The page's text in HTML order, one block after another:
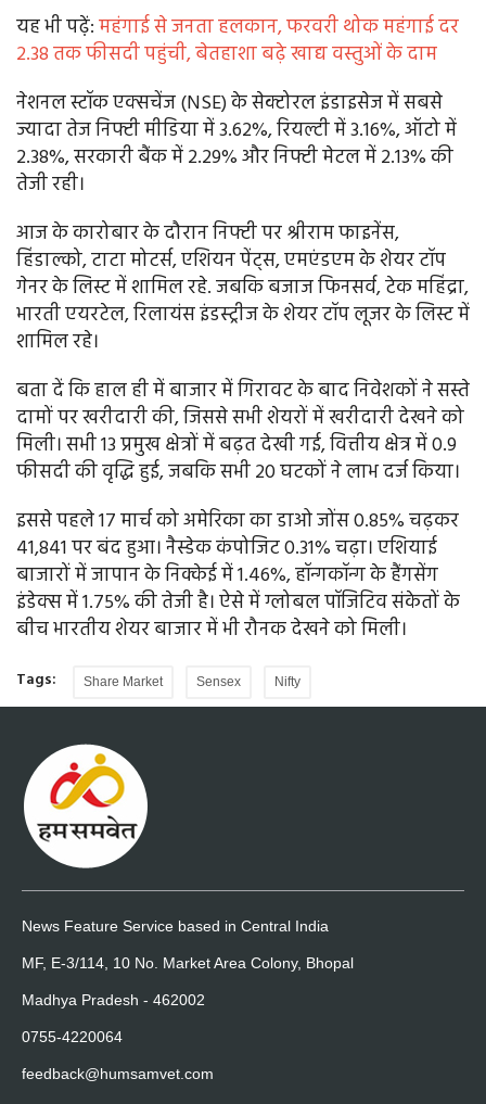
यह भी पढे़ं:महंगाई से जनता हलकान, फरवरी थोक महंगाई दर
2.38 तक फीसदी पहुंची, बेतहाशा बढ़े खाद्य वस्तुओं के दाम
नेशनल स्टॉक एक्सचेंज (NSE) के सेक्टोरल इंडाइसेज में सबसे
ज्यादा तेज निफ्टी मीडिया में 3.62%, रियल्टी में 3.16%, ऑटो में
2.38%, सरकारी बैंक में 2.29% और निफ्टी मेटल में 2.13% की
तेजी रही।
आज के कारोबार के दौरान निफ्टी पर श्रीराम फाइनेंस,
हिंडाल्को, टाटा मोटर्स, एशियन पेंट्स, एमएंडएम के शेयर टॉप
गेनर के लिस्ट में शामिल रहे. जबकि बजाज फिनसर्व, टेक महिंद्रा,
भारती एयरटेल, रिलायंस इंडस्ट्रीज के शेयर टॉप लूजर के लिस्ट में
शामिल रहे।
बता दें कि हाल ही में बाजार में गिरावट के बाद निवेशकों ने सस्ते
दामों पर खरीदारी की, जिससे सभी शेयरों में खरीदारी देखने को
मिली। सभी 13 प्रमुख क्षेत्रों में बढ़त देखी गई, वित्तीय क्षेत्र में 0.9
फीसदी की वृद्धि हुई, जबकि सभी 20 घटकों ने लाभ दर्ज किया।
इससे पहले 17 मार्च को अमेरिका का डाओ जोंस 0.85% चढ़कर
41,841 पर बंद हुआ। नैस्डेक कंपोजिट 0.31% चढ़ा। एशियाई
बाजारों में जापान के निक्केई में 1.46%, हॉन्गकॉन्ग के हैंगसेंग
इंडेक्स में 1.75% की तेजी है। ऐसे में ग्लोबल पॉजिटिव संकेतों के
बीच भारतीय शेयर बाजार में भी रौनक देखने को मिली।
Tags: Share Market Sensex Nifty
News Feature Service based in Central India
MF, E-3/114, 10 No. Market Area Colony, Bhopal
Madhya Pradesh - 462002
0755-4220064
feedback@humsamvet.com